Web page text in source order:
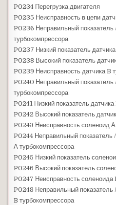
P0234 Перегрузка двигателя
P0235 Неисправность в цепи
P0236 Неправильный показатель
турбокомпрессора
P0237 Низкий показатель
P0238 Высокий показатель
P0239 Неисправность датчика B
P0240 Неправильный показатель
турбокомпрессора
P0241 Низкий показатель
P0242 Высокий показатель
P0243 Неисправность соленоид
P0244 Неправильный показатель
А турбокомпрессора
P0245 Низкий показатель
P0246 Высокий показатель
P0247 Неисправность соленоида
P0248 Неправильный показатель
B турбокомпрессора